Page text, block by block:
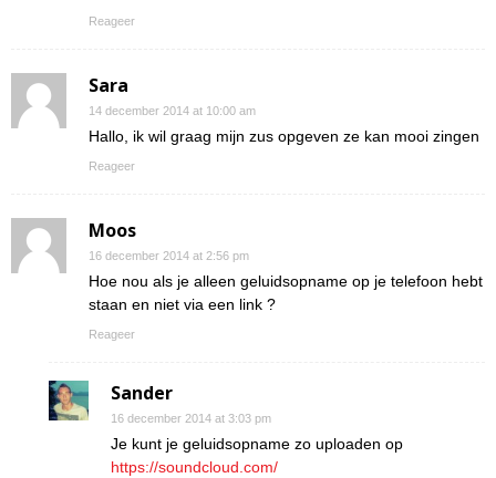
Reageer
Sara
14 december 2014 at 10:00 am
Hallo, ik wil graag mijn zus opgeven ze kan mooi zingen
Reageer
Moos
16 december 2014 at 2:56 pm
Hoe nou als je alleen geluidsopname op je telefoon hebt
staan en niet via een link ?
Reageer
Sander
16 december 2014 at 3:03 pm
Je kunt je geluidsopname zo uploaden op
https://soundcloud.com/